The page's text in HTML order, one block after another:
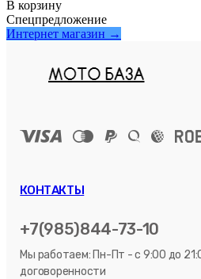
Спецпредложение
Интернет магазин →
КОНТАКТЫ
+7(985)844-73-10
Мы работаем: Пн-Пт - с 9:00 до
договоренности